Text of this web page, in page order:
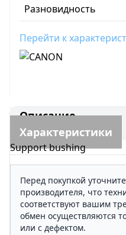
Разновидность
Перейти к
Описание
Характеристики
Support bushing
Перед покупкой
производителя, что
соответствуют вашим
обмен осуществляются
или с дефектом.